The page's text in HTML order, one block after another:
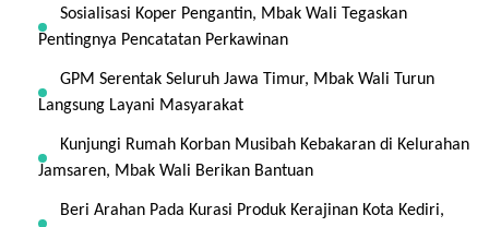
Sosialisasi Koper Pengantin, Mbak Wali Tegaskan
Pentingnya Pencatatan Perkawinan
GPM Serentak Seluruh Jawa Timur, Mbak Wali Turun
Langsung Layani Masyarakat
Kunjungi Rumah Korban Musibah Kebakaran di Kelurahan
Jamsaren, Mbak Wali Berikan Bantuan
Beri Arahan Pada Kurasi Produk Kerajinan Kota Kediri,